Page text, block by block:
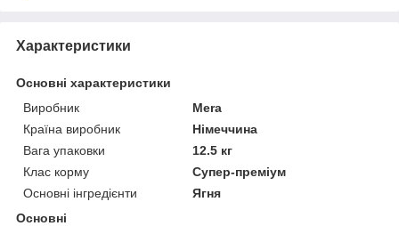
Характеристики
Основні характеристики
Виробник
Mera
Країна виробник
Німеччина
Вага упаковки
12.5 кг
Клас корму
Супер-преміум
Основні інгредієнти
Ягня
Основні